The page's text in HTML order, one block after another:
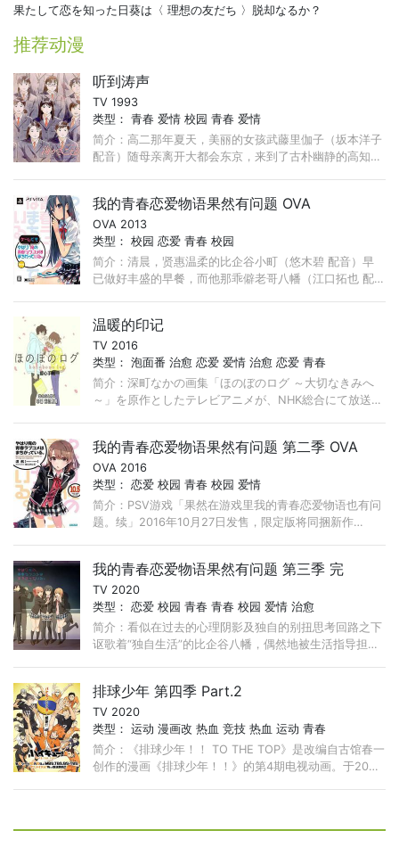
果たして恋を知った日葵は〈 理想の友だち 〉脱却なるか？
推荐动漫
听到涛声
TV 1993
类型：青春 爱情 校园 青春 爱情
简介：高二那年夏天，美丽的女孩武藤里伽子（坂本洋子
配音）随母亲离开大都会东京，来到了古朴幽静的高知。
我的青春恋爱物语果然有问题 OVA
OVA 2013
类型：校园 恋爱 青春 校园
简介：清晨，贤惠温柔的比企谷小町（悠木碧 配音）早
已做好丰盛的早餐，而他那乖僻老哥八幡（江口拓也 配
温暖的印记
TV 2016
类型：泡面番 治愈 恋爱 爱情 治愈 恋爱 青春
简介：深町なかの画集「ほのぼのログ ～大切なきみへ
～」を原作としたテレビアニメが、NHK総合にて放送決
我的青春恋爱物语果然有问题 第二季 OVA
OVA 2016
类型：恋爱 校园 青春 校园 爱情
简介：PSV游戏「果然在游戏里我的青春恋爱物语也有问
题。续」2016年10月27日发售，限定版将同捆新作
我的青春恋爱物语果然有问题 第三季 完
TV 2020
类型：恋爱 校园 青春 青春 校园 爱情 治愈
简介：看似在过去的心理阴影及独自的别扭思考回路之下
讴歌着“独自生活”的比企谷八幡，偶然地被生活指导担当
排球少年 第四季 Part.2
TV 2020
类型：运动 漫画改 热血 竞技 热血 运动 青春
简介：《排球少年！！ TO THE TOP》是改编自古馆春一
创作的漫画《排球少年！！》的第4期电视动画。于2020